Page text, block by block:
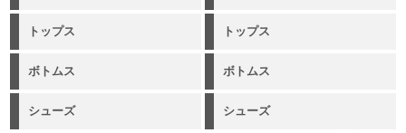
トップス トップス
ボトムス ボトムス
シューズ シューズ